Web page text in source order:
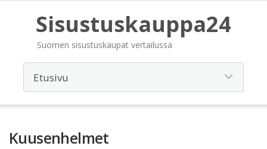
Sisustuskauppa24
Suomen sisustuskaupat vertailussa
Kuusenhelmet